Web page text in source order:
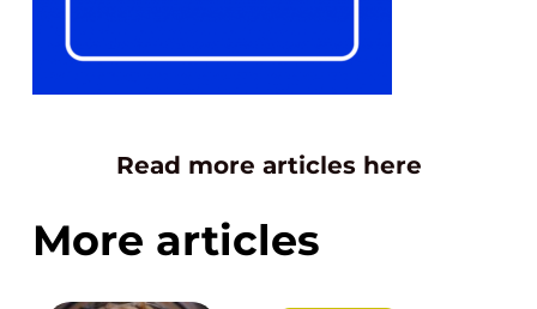
Read more articles here
More articles